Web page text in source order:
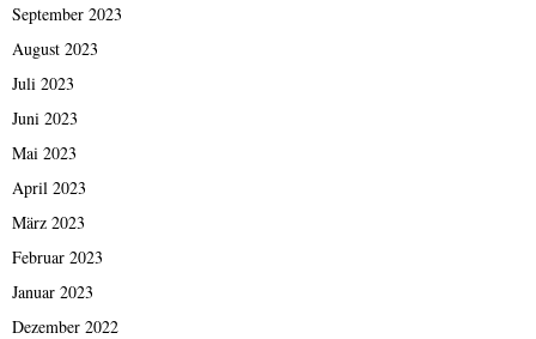
September 2023
August 2023
Juli 2023
Juni 2023
Mai 2023
April 2023
März 2023
Februar 2023
Januar 2023
Dezember 2022